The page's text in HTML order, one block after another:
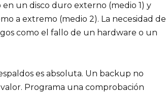
un disco duro externo (medio 1) y
a extremo (medio 2). La necesidad de
como el fallo de un hardware o un
es absoluta. Un backup no
Programa una comprobación